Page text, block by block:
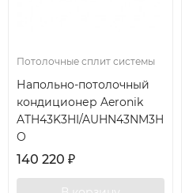
Потолочные сплит системы
Напольно-потолочный
кондиционер Aeronik
ATH43K3HI/AUHN43NM3H
O
140 220 ₽